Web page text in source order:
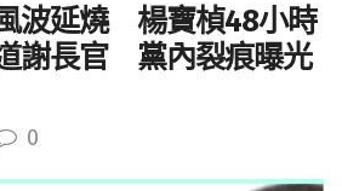
波延燒 楊寶楨48小時
謝長官 黨內裂痕曝光
0